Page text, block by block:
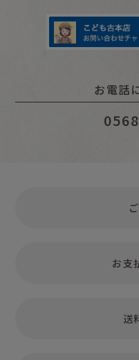
お電話
お支
送